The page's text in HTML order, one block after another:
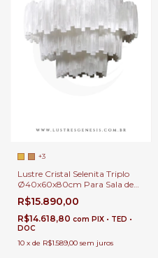
+3
Lustre Cristal Selenita Triplo
Ø40x60x80cm Para Sala de
Jantar, Sala de Estar, Suítes e
Hall de Entrada
R$15.890,00
R$14.618,80 com PIX • TED •
DOC
10 x de R$1.589,00 sem juros